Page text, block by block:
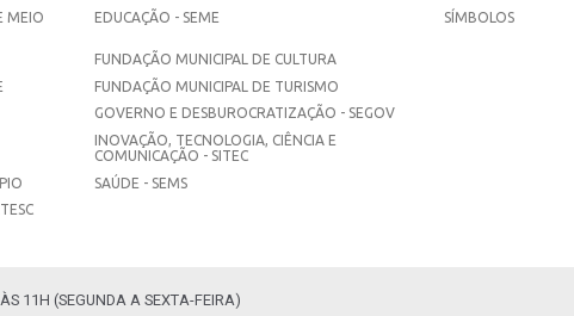
MEIO
EDUCAÇÃO - SEME
FUNDAÇÃO MUNICIPAL DE CULTURA
FUNDAÇÃO MUNICIPAL DE TURISMO
GOVERNO E DESBUROCRATIZAÇÃO - SEGOV
INOVAÇÃO, TECNOLOGIA, CIÊNCIA E
COMUNICAÇÃO - SITEC
SAÚDE - SEMS
SÍMBOLOS
11H (SEGUNDA A SEXTA-FEIRA)